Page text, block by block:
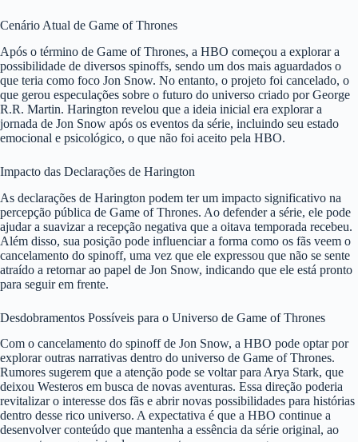
Cenário Atual de Game of Thrones
Após o término de Game of Thrones, a HBO começou a explorar a
possibilidade de diversos spinoffs, sendo um dos mais aguardados o
que teria como foco Jon Snow. No entanto, o projeto foi cancelado, o
que gerou especulações sobre o futuro do universo criado por George
R.R. Martin. Harington revelou que a ideia inicial era explorar a
jornada de Jon Snow após os eventos da série, incluindo seu estado
emocional e psicológico, o que não foi aceito pela HBO.
Impacto das Declarações de Harington
As declarações de Harington podem ter um impacto significativo na
percepção pública de Game of Thrones. Ao defender a série, ele pode
ajudar a suavizar a recepção negativa que a oitava temporada recebeu.
Além disso, sua posição pode influenciar a forma como os fãs veem o
cancelamento do spinoff, uma vez que ele expressou que não se sente
atraído a retornar ao papel de Jon Snow, indicando que ele está pronto
para seguir em frente.
Desdobramentos Possíveis para o Universo de Game of Thrones
Com o cancelamento do spinoff de Jon Snow, a HBO pode optar por
explorar outras narrativas dentro do universo de Game of Thrones.
Rumores sugerem que a atenção pode se voltar para Arya Stark, que
deixou Westeros em busca de novas aventuras. Essa direção poderia
revitalizar o interesse dos fãs e abrir novas possibilidades para histórias
dentro desse rico universo. A expectativa é que a HBO continue a
desenvolver conteúdo que mantenha a essência da série original, ao